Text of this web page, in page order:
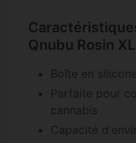
Qnubu Rosin
Boîte en
Parfaite pour
cannabis
Capacité